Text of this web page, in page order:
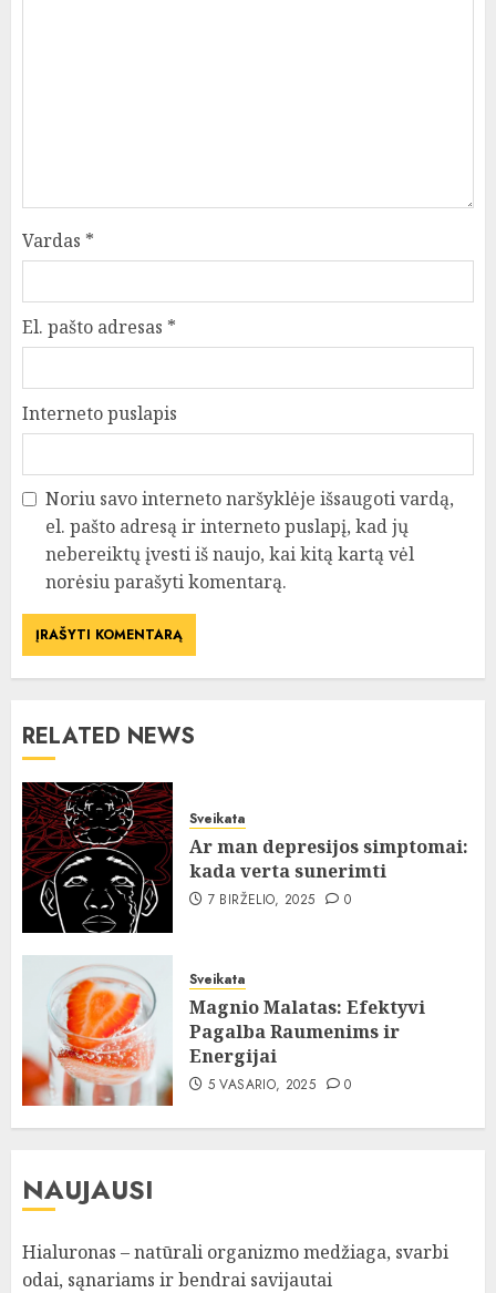
Vardas *
El. pašto adresas *
Interneto puslapis
Noriu savo interneto naršyklėje išsaugoti vardą,
el. pašto adresą ir interneto puslapį, kad jų
nebereiktų įvesti iš naujo, kai kitą kartą vėl
norėsiu parašyti komentarą.
RELATED NEWS
Sveikata
Ar man depresijos simptomai:
kada verta sunerimti
7 BIRŽELIO, 2025 0
Sveikata
Magnio Malatas: Efektyvi
Pagalba Raumenims ir
Energijai
5 VASARIO, 2025 0
NAUJAUSI
Hialuronas – natūrali organizmo medžiaga, svarbi
odai, sąnariams ir bendrai savijautai